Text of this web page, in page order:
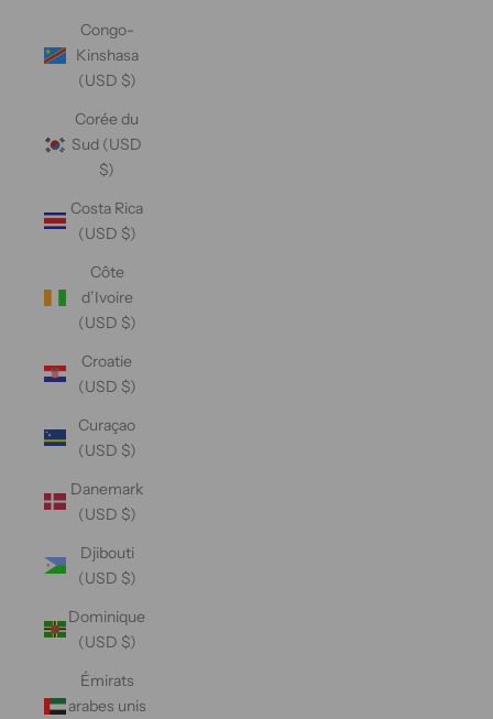
Congo-
Kinshasa
(USD $)
Corée du
Sud (USD
$)
Costa Rica
(USD $)
Côte
d’Ivoire
(USD $)
Croatie
(USD $)
Curaçao
(USD $)
Danemark
(USD $)
Djibouti
(USD $)
Dominique
(USD $)
Émirats
arabes unis